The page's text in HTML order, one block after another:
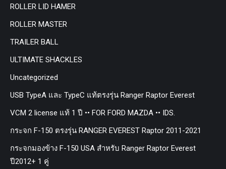
ROLLER LID HAMER
ROLLER MASTER
TRAILER BALL
ULTIMATE SHACKLES
Uncategorized
USB TypeA และ TypeC แท้ตรงรุ่น Ranger Raptor Everest
VCM 2 license แท้ 1 ปี •• FOR FORD MAZDA •• IDS.
กระจก F-150 ตรงรุ่น RANGER EVEREST Raptor 2011-2021
กระจกมองข้าง F-150 USA สำหรับ Ranger Raptor Everest
ปี2012+ 1 คู่